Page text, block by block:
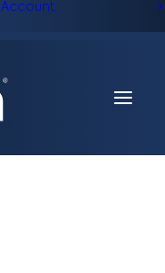
Account